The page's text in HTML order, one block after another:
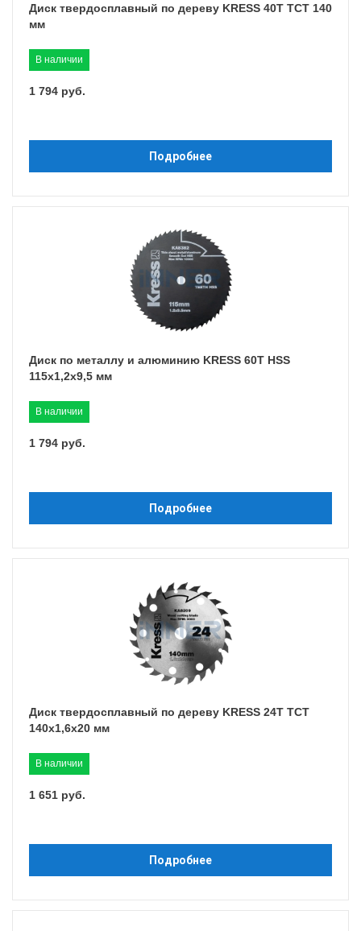
Диск твердосплавный по дереву KRESS 40T TCT 140
мм
В наличии
1 794 руб.
Подробнее
Диск по металлу и алюминию KRESS 60T HSS
115х1,2х9,5 мм
В наличии
1 794 руб.
Подробнее
Диск твердосплавный по дереву KRESS 24T TCT
140x1,6x20 мм
В наличии
1 651 руб.
Подробнее